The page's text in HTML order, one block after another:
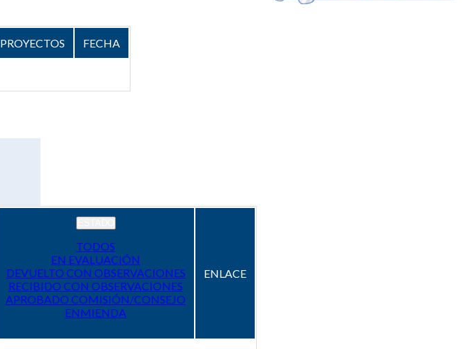
PROYECTOS FECHA
TODOS
EN EVALUACIÓN
DEVUELTO CON OBSERVACIONES
RECIBIDO CON OBSERVACIONES
APROBADO COMISIÓN/CONSEJO
ENMIENDA
ENLACE